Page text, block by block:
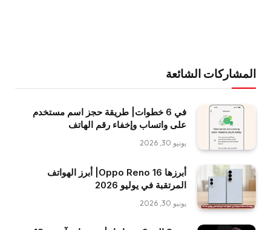
المشاركات الشائعة
في 6 خطوات| طريقة حجز اسم مستخدم
على واتساب وإخفاء رقم الهاتف
يونيو 30, 2026
أبرزها Oppo Reno 16| أبرز الهواتف
المرتقبة في يوليو 2026
يونيو 30, 2026